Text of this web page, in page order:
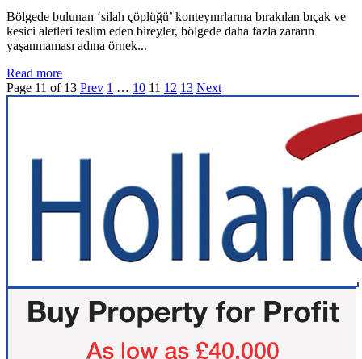
Bölgede bulunan ‘silah çöplüğü’ konteynırlarına bırakılan bıçak ve
kesici aletleri teslim eden bireyler, bölgede daha fazla zararın
yaşanmaması adına örnek...
Read more
Page 11 of 13 Prev 1 … 10 11 12 13 Next